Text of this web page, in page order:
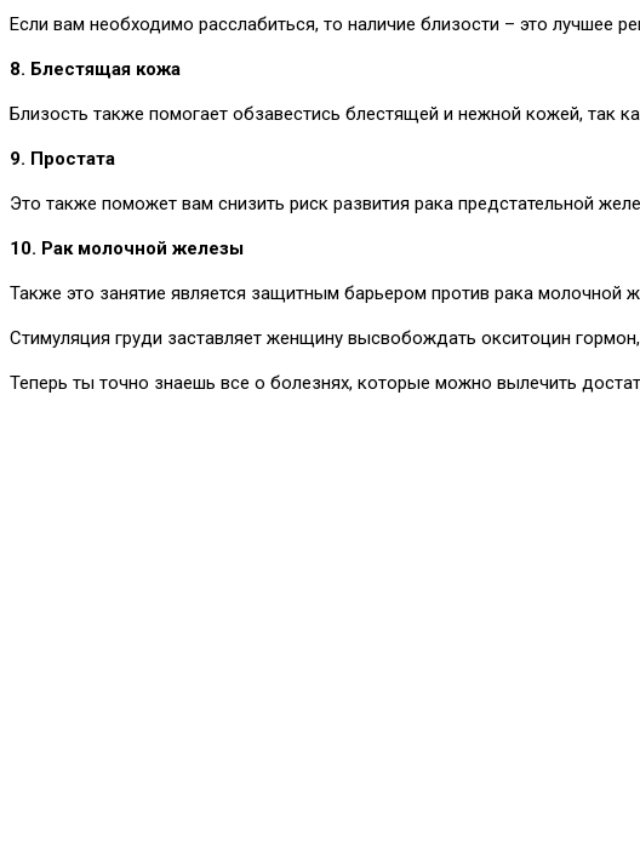
Если вам необходимо расслабиться, то наличие близости – это лучшее
8. Блестящая кожа
Близость также помогает обзавестись блестящей и нежной кожей, так
9. Простата
Это также поможет вам снизить риск развития рака предстательной
10. Рак молочной железы
Также это занятие является защитным барьером против рака молочной
Стимуляция груди заставляет женщину высвобождать окситоцин
Теперь ты точно знаешь все о болезнях, которые можно вылечить